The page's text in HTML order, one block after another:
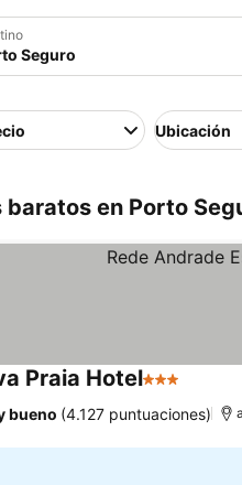
Ubicación
baratos en Porto
Praia Hotel3 Estrellas
bueno (4.127 puntuaciones)